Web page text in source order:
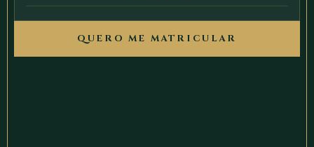
QUERO ME MATRICULAR